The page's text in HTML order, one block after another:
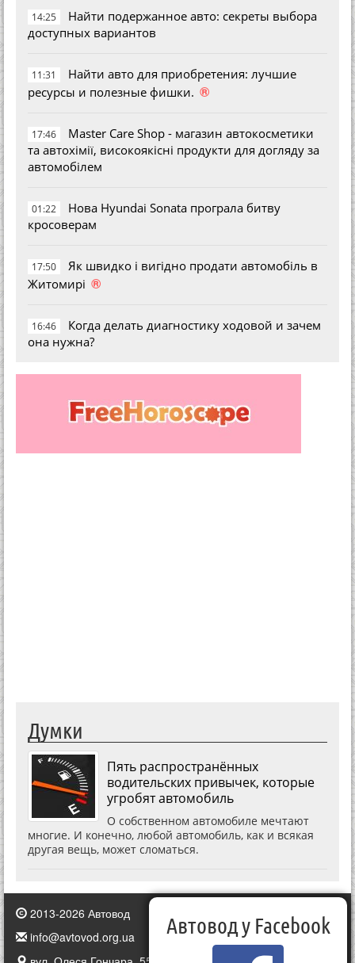
14:25
Найти подержанное авто: секреты выбора
доступных вариантов
11:31
Найти авто для приобретения: лучшие
ресурсы и полезные фишки. ®
17:46
Master Care Shop - магазин автокосметики
та автохімії, високоякісні продукти для догляду за
автомобілем
01:22
Нова Hyundai Sonata програла битву
кросоверам
17:50
Як швидко і вигідно продати автомобіль в
Житомирі ®
16:46
Когда делать диагностику ходовой и зачем
она нужна?
Думки
Пять распространённых
водительских привычек, которые
угробят автомобиль
О собственном автомобиле мечтают
многие. И конечно, любой автомобиль, как и всякая
другая вещь, может сломаться.
2013-2026 Автовод
info@avtovod.org.ua
Автовод у Facebook